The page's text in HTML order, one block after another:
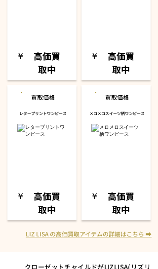
​￥
高価買
取中
買取価格
レタープリントワンピース
​￥
高価買
取中
​￥
高価買
取中
買取価格
メロメロスイーツ柄ワンピース
​￥
高価買
取中
LIZ LISA の高価買取アイテムの詳細はこちら ➡
クローゼットチャイルドがLIZLISA(リズリ